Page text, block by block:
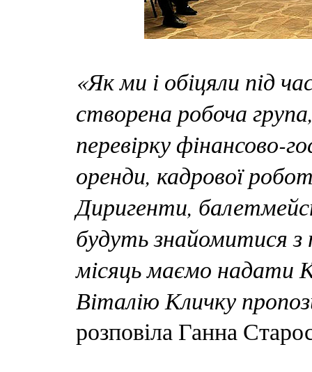
«Як ми і обіцяли під
створена робоча
перевірку фінансово-
оренди, кадрової
Диригенти,
будуть знайомитися
місяць маємо надати
Віталію Кличку
розповіла Ганна